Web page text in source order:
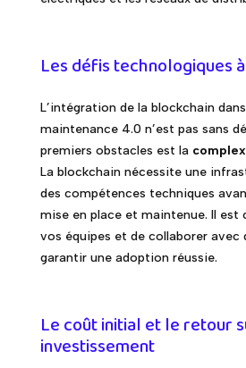
Les défis technologiques
L’intégration de la blockchain
maintenance 4.0 n’est pas sans
premiers obstacles est la
La blockchain nécessite une
des compétences techniques
mise en place et maintenue. Il est
vos équipes et de collaborer avec
garantir une adoption réussie.
Le coût initial et le retour
investissement